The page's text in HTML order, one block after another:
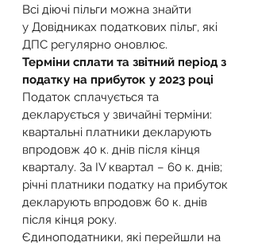
Всі діючі пільги можна знайти
у Довідниках податкових пільг, які
ДПС регулярно оновлює.
Терміни сплати та звітний період з
податку на прибуток у 2023 році
Податок сплачується та
декларується у звичайні терміни:
квартальні платники декларують
впродовж 40 к. днів після кінця
кварталу. За IV квартал – 60 к. днів;
річні платники податку на прибуток
декларують впродовж 60 к. днів
після кінця року.
Єдиноподатники, які перейшли на